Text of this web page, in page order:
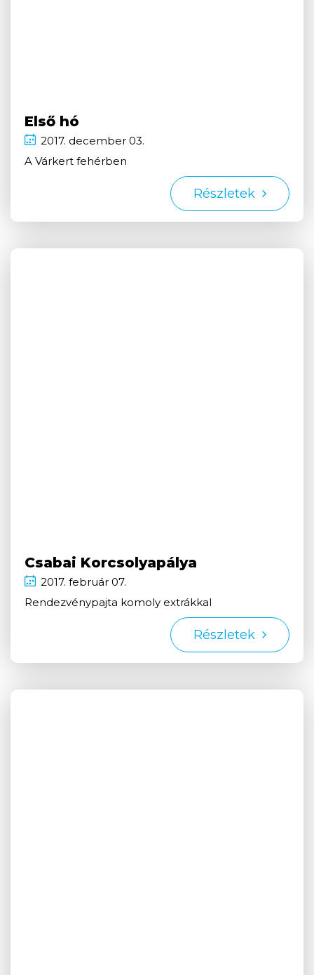
Első hó
2017. december 03.
A Várkert fehérben
Részletek
Csabai Korcsolyapálya
2017. február 07.
Rendezvénypajta komoly extrákkal
Részletek